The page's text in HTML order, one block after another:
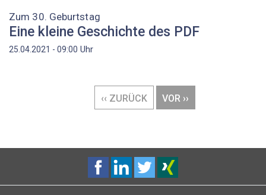
Zum 30. Geburtstag
Eine kleine Geschichte des PDF
25.04.2021 - 09:00 Uhr
VORHERIGE
SEITE
‹‹ ZURÜCK
NÄCHSTE
SEITE
VOR ››